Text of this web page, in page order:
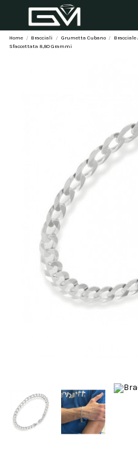
Home Bracciali Grumetta Cubano
Bracciale
Sfaccettata 8,80 Grammi